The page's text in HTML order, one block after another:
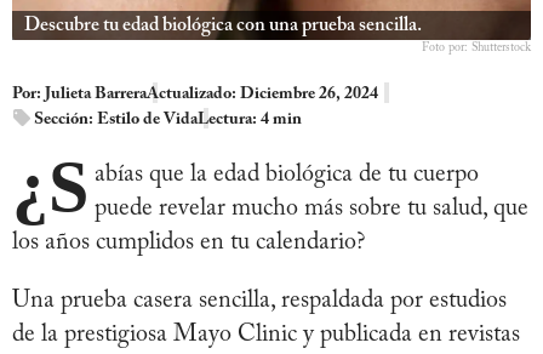
Descubre tu edad biológica con una prueba sencilla.
Foto por: Shutterstock
Por: Julieta BarreraActualizado: Diciembre 26, 2024
Sección: Estilo de VidaLectura: 4 min
¿S abías que la edad biológica de tu cuerpo
puede revelar mucho más sobre tu salud, que
los años cumplidos en tu calendario?
Una prueba casera sencilla, respaldada por estudios
de la prestigiosa Mayo Clinic y publicada en revistas